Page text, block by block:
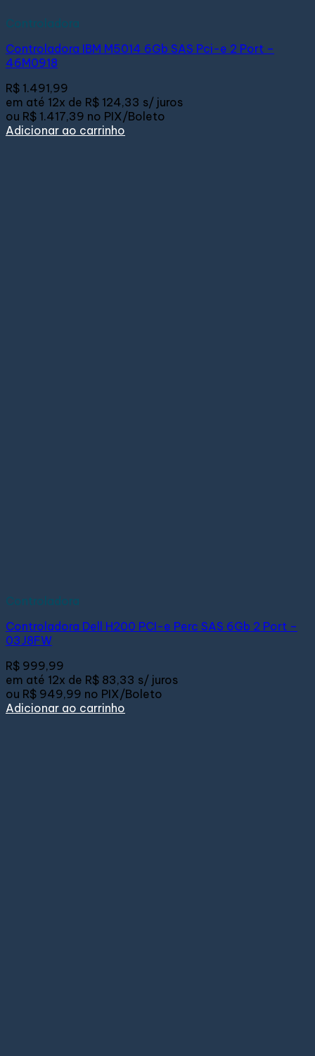
Controladora
Controladora IBM M5014 6Gb SAS Pci-e 2 Port –
46M0918
R$ 1.491,99
em até 12x de R$ 124,33 s/ juros
ou R$ 1.417,39 no PIX/Boleto
Adicionar ao carrinho
Controladora
Controladora Dell H200 PCI-e Perc SAS 6Gb 2 Port –
03J8FW
R$ 999,99
em até 12x de R$ 83,33 s/ juros
ou R$ 949,99 no PIX/Boleto
Adicionar ao carrinho